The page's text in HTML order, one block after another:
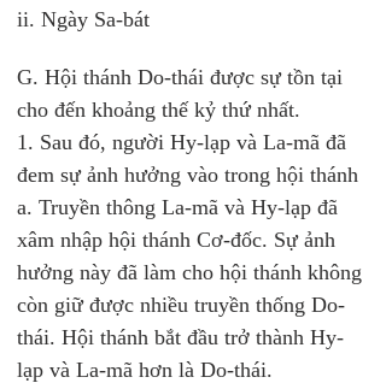
ii. Ngày Sa-bát
G. Hội thánh Do-thái được sự tồn tại
cho đến khoảng thế kỷ thứ nhất.
1. Sau đó, người Hy-lạp và La-mã đã
đem sự ảnh hưởng vào trong hội thánh
a. Truyền thông La-mã và Hy-lạp đã
xâm nhập hội thánh Cơ-đốc. Sự ảnh
hưởng này đã làm cho hội thánh không
còn giữ được nhiều truyền thống Do-
thái. Hội thánh bắt đầu trở thành Hy-
lạp và La-mã hơn là Do-thái.